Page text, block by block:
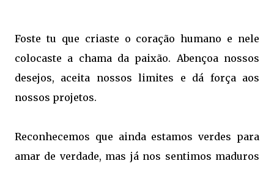
Foste tu que criaste o coração humano e nele
colocaste a chama da paixão. Abençoa nossos
desejos, aceita nossos limites e dá força aos
nossos projetos.
Reconhecemos que ainda estamos verdes para
amar de verdade, mas já nos sentimos maduros